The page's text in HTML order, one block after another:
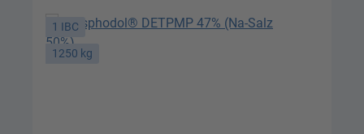
1 IBC
1250 kg